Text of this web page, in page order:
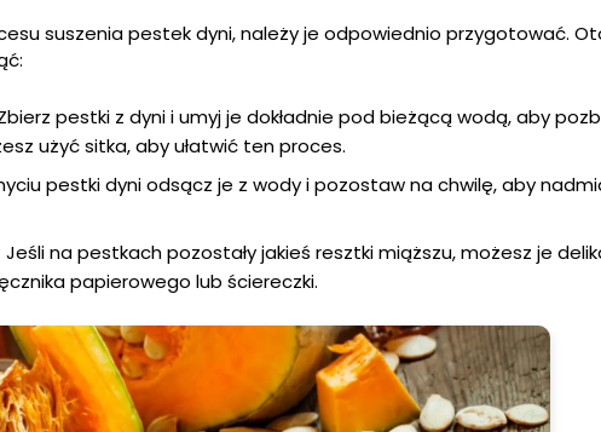
suszenia pestek dyni, należy je odpowiednio przygotować.
pestki z dyni i umyj je dokładnie pod bieżącą wodą, aby
użyć sitka, aby ułatwić ten proces.
pestki dyni odsącz je z wody i pozostaw na chwilę, aby
Jeśli na pestkach pozostały jakieś resztki miąższu, możesz je
papierowego lub ściereczki.